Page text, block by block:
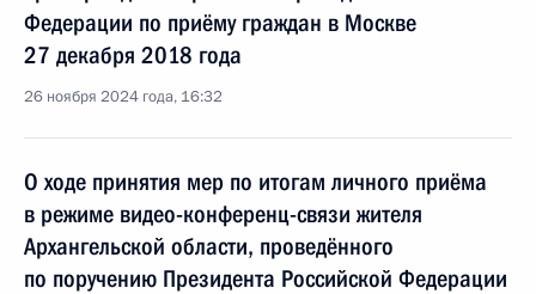
Федерации по приёму граждан в Москве
27 декабря 2018 года
26 ноября 2024 года, 16:32
О ходе принятия мер по итогам личного приёма
в режиме видео-конференц-связи жителя
Архангельской области, проведённого
по поручению Президента Российской Федерации